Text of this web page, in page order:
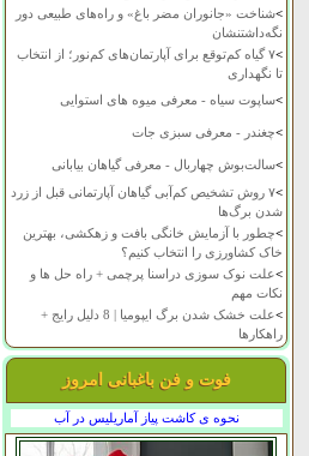
>شناخت «جانوران مضر باغ» و راه‌های طبیعی دور
نگه‌داشتنشان
>
۷ گیاه کم‌توقع برای آپارتمان‌های کم‌نور؛ از انتخاب
تا نگهداری
>ساپوت سیاه - معرفی میوه های استوایی
>چغندر - معرفی سبزی جات
>سالت‌بوش چهاربال - معرفی گیاهان بیابانی
>
۷ روش تشخیص کم‌آبی گیاهان آپارتمانی قبل از زرد
شدن برگ‌ها
>چطور با آزمایش خانگی بافت و زهکشی، بهترین
خاک کشاورزی را انتخاب کنیم؟
>علت نوک سوزی دراسنا پرچمی + راه حل ها و
نکات مهم
>
علت خشک شدن برگ ایپومیا | 8 دلیل رایج +
راهکارها
فوت و فن باغبانی امروز
نحوه ی کاشت پیاز آماریلیس در آب